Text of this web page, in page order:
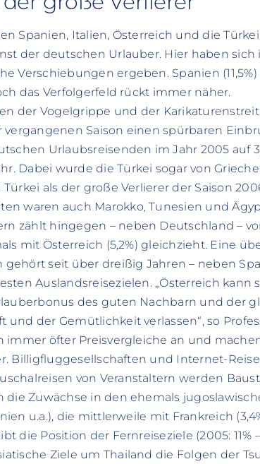
Spanien, Italien, Österreich und die
der deutschen Urlauber. Hier haben
Verschiebungen ergeben. Spanien
das Verfolgerfeld rückt immer näher.
der Vogelgrippe und der
vergangenen Saison einen spürbaren
Urlaubsreisenden im Jahr 2005 auf
Dabei wurde die Türkei sogar von
als der große Verlierer der Saison
waren auch Marokko, Tunesien und
zählt hingegen – neben Deutschland –
mit Österreich (5,2%) gleichzieht. Eine
gehört seit über dreißig Jahren – neben
Auslandsreisezielen. „Österreich kann
des guten Nachbarn und der
und der Gemütlichkeit verlassen“, so
immer öfter Preisvergleiche an und
Billigfluggesellschaften und Internet-
von Veranstaltern werden
die Zuwächse in den ehemals
u.a.), die mittlerweile mit Frankreich
die Position der Fernreiseziele (2005: 11% –
Ziele um Thailand die Folgen der